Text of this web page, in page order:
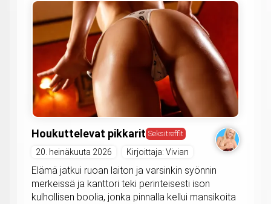
Houkuttelevat pikkarit Seksitreffit
20. heinäkuuta 2026 Kirjoittaja: Vivian
Elämä jatkui ruoan laiton ja varsinkin syönnin
merkeissä ja kanttori teki perinteisesti ison
kulhollisen boolia, jonka pinnalla kellui mansikoita